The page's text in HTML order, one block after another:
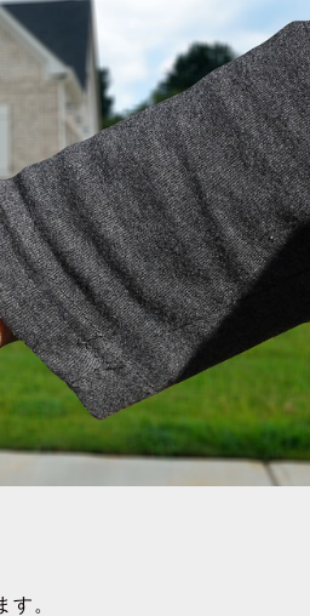
。